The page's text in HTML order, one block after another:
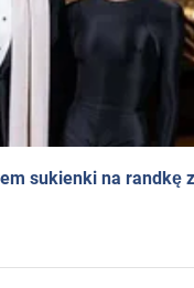
sukienki na randkę